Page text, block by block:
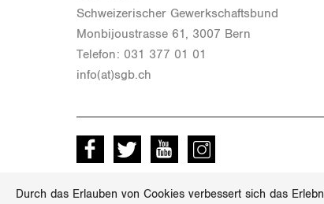
Durch das Erlauben von Cookies verbessert sich das
Schwei­ze­ri­scher Ge­werk­schafts­bund
Mon­bi­joustras­se 61, 3007 Bern
Te­le­fon: 031 377 01 01
info(at)​sgb.​ch
Facebook Twitter Youtube instagram